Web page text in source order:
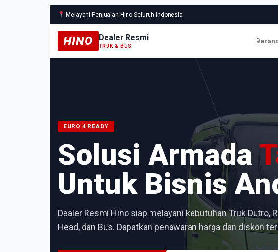
Melayani Penjualan Hino Seluruh Indonesia
HINO Dealer Resmi
TRUK & BUS
EURO 4 READY
Solusi Armada
Untuk Bisnis
Dealer Resmi Hino siap melayani kebutuhan Truk Dutro,
Head, dan Bus. Dapatkan penawaran harga dan diskon